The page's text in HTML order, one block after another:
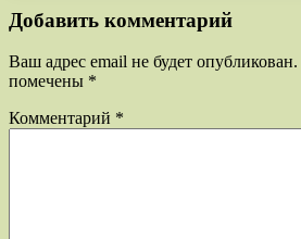
Добавить комментарий
Ваш адрес email не будет опубликован.
помечены *
Комментарий *